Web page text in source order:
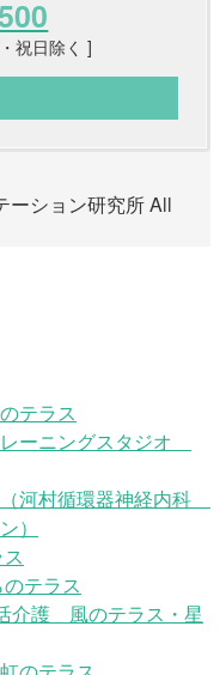
祝日除く ]
ーション研究所 All
テラス
ーニングスタジオ
河村循環器神経内科
）
テラス
介護 風のテラス・星